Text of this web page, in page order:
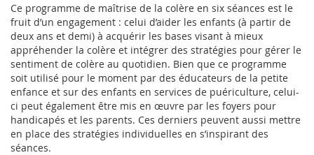
Ce programme de maîtrise de la colère en six séances est le
fruit d’un engagement : celui d’aider les enfants (à partir de
deux ans et demi) à acquérir les bases visant à mieux
appréhender la colère et intégrer des stratégies pour gérer le
sentiment de colère au quotidien. Bien que ce programme
soit utilisé pour le moment par des éducateurs de la petite
enfance et sur des enfants en services de puériculture, celui-
ci peut également être mis en œuvre par les foyers pour
handicapés et les parents. Ces derniers peuvent aussi mettre
en place des stratégies individuelles en s’inspirant des
séances.